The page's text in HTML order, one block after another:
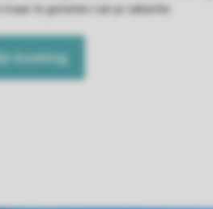
maar te genieten van je vakantie.
boeking